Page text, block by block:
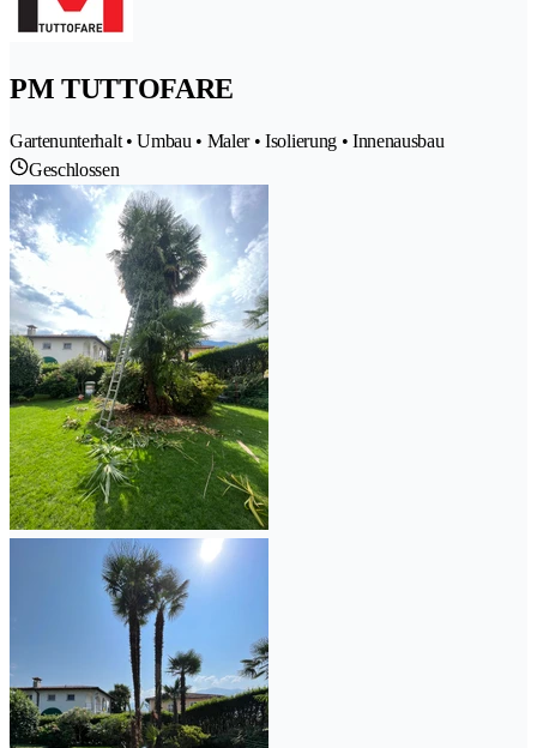
PM TUTTOFARE
Gartenunterhalt • Umbau • Maler • Isolierung • Innenausbau
Geschlossen